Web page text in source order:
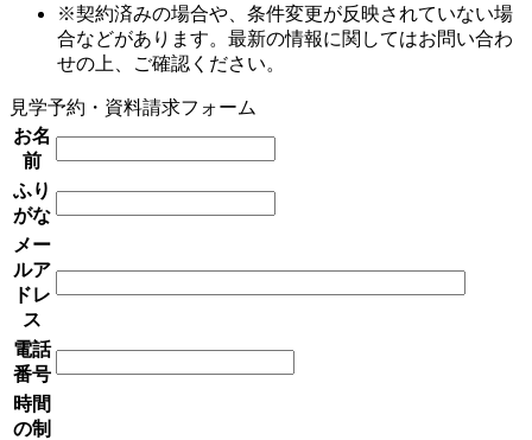
※契約済みの場合や、条件変更が反映されていない場
合などがあります。最新の情報に関してはお問い合わ
せの上、ご確認ください。
見学予約・資料請求フォーム
お名
前
ふり
がな
メー
ルア
ドレ
ス
電話
番号
時間
の制